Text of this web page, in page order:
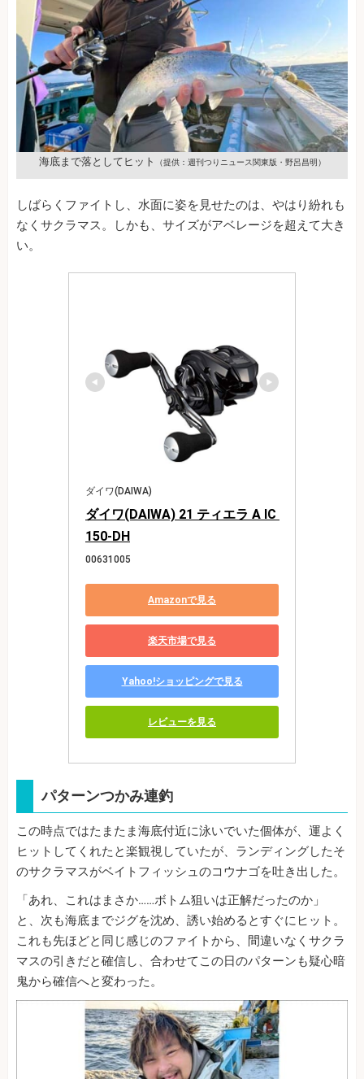
海底まで落としてヒット （提供：週刊つりニュース関東版・野呂昌明）
しばらくファイトし、水面に姿を見せたのは、やはり紛れも
なくサクラマス。しかも、サイズがアベレージを超えて大き
い。
ダイワ(DAIWA)
ダイワ(DAIWA) 21 ティエラ A IC
150-DH
00631005
Amazonで見る
楽天市場で見る
Yahoo!ショッピングで見る
レビューを見る
パターンつかみ連釣
この時点ではたまたま海底付近に泳いでいた個体が、運よく
ヒットしてくれたと楽観視していたが、ランディングしたそ
のサクラマスがベイトフィッシュのコウナゴを吐き出した。
「あれ、これはまさか……ボトム狙いは正解だったのか」
と、次も海底までジグを沈め、誘い始めるとすぐにヒット。
これも先ほどと同じ感じのファイトから、間違いなくサクラ
マスの引きだと確信し、合わせてこの日のパターンも疑心暗
鬼から確信へと変わった。